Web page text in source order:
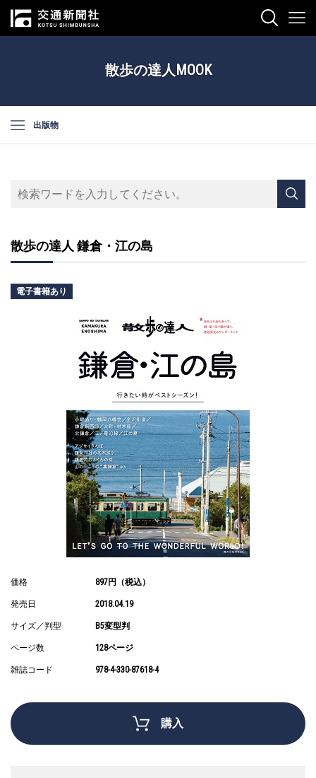
散歩の達人MOOK
出版物
散歩の達人 鎌倉・江の島
電子書籍あり
価格 897円（税込）
発売日 2018.04.19
サイズ／判型 B5変型判
ページ数 128ページ
雑誌コード 978-4-330-87618-4
購入